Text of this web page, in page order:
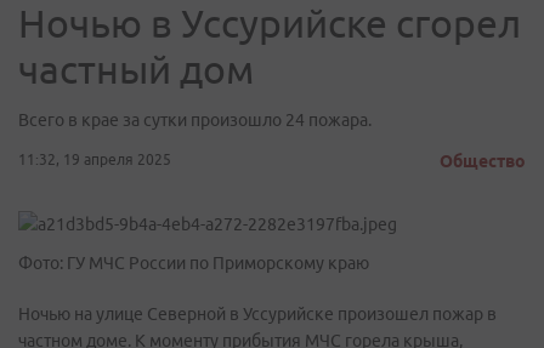
Ночью в Уссурийске сгорел
частный дом
Всего в крае за сутки произошло 24 пожара.
11:32, 19 апреля 2025 Общество
Фото: ГУ МЧС России по Приморскому краю
Ночью на улице Северной в Уссурийске произошел пожар в
частном доме. К моменту прибытия МЧС горела крыша,